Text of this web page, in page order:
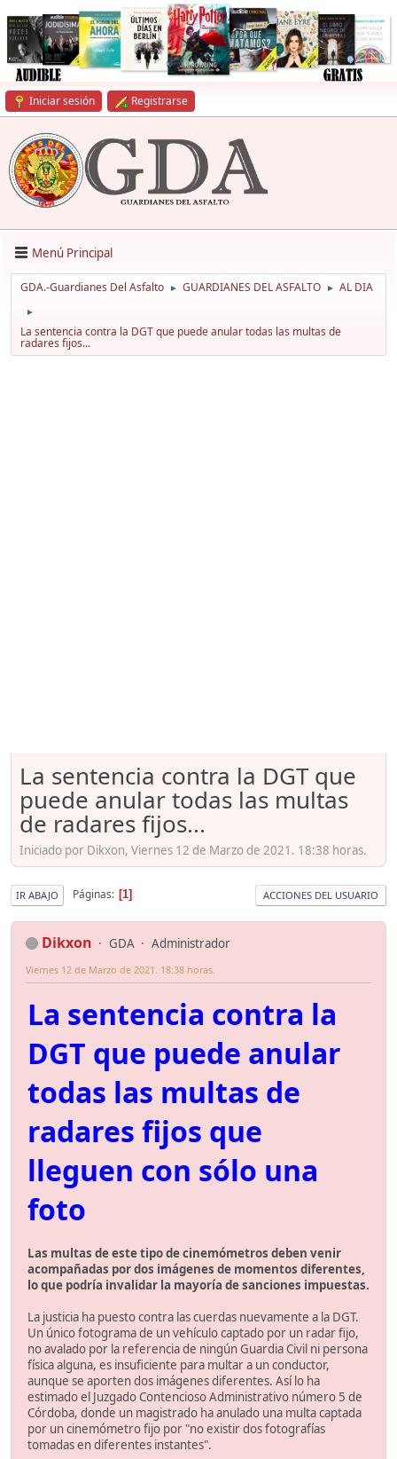
Iniciar sesión Registrarse
Menú Principal
GDA.-Guardianes Del Asfalto ► GUARDIANES DEL ASFALTO ► AL DIA
►
La sentencia contra la DGT que puede anular todas las multas de
radares fijos...
La sentencia contra la DGT que
puede anular todas las multas
de radares fijos...
Iniciado por Dikxon, Viernes 12 de Marzo de 2021. 18:38 horas.
IR ABAJO Páginas 1 ACCIONES DEL USUARIO
Dikxon GDA Administrador
Viernes 12 de Marzo de 2021. 18:38 horas.
La sentencia contra la
DGT que puede anular
todas las multas de
radares fijos que
lleguen con sólo una
foto
Las multas de este tipo de cinemómetros deben venir
acompañadas por dos imágenes de momentos diferentes,
lo que podría invalidar la mayoría de sanciones impuestas.
La justicia ha puesto contra las cuerdas nuevamente a la DGT.
Un único fotograma de un vehículo captado por un radar fijo,
no avalado por la referencia de ningún Guardia Civil ni persona
física alguna, es insuficiente para multar a un conductor,
aunque se aporten dos imágenes diferentes. Así lo ha
estimado el Juzgado Contencioso Administrativo número 5 de
Córdoba, donde un magistrado ha anulado una multa captada
por un cinemómetro fijo por "no existir dos fotografías
tomadas en diferentes instantes".